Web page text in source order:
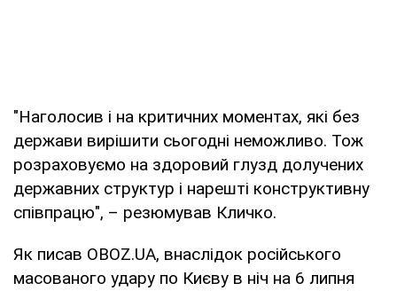
"Наголосив і на критичних моментах, які без
держави вирішити сьогодні неможливо. Тож
розраховуємо на здоровий глузд долучених
державних структур і нарешті конструктивну
співпрацю", – резюмував Кличко.
Як писав OBOZ.UA, внаслідок російського
масованого удару по Києву в ніч на 6 липня